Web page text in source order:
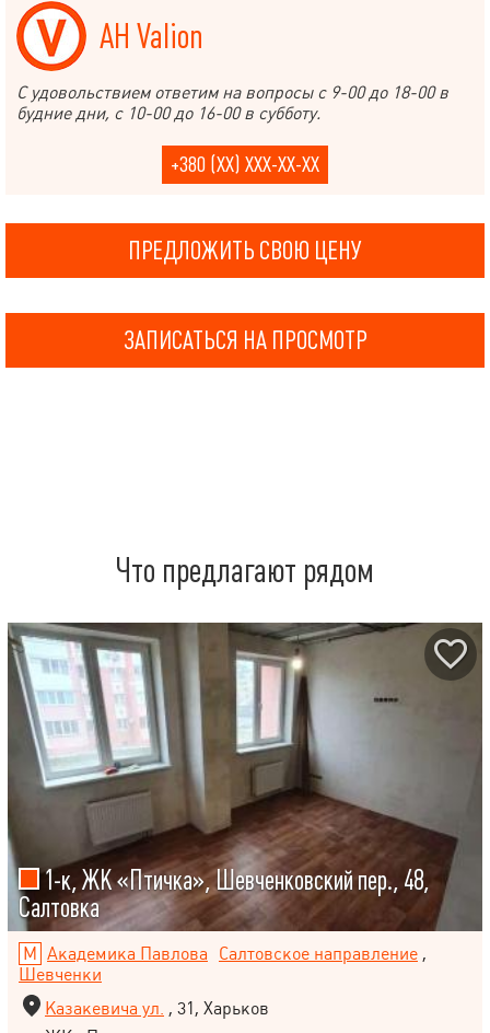
АН Valion
С удовольствием ответим на вопросы с 9-00 до 18-00 в
будние дни, с 10-00 до 16-00 в субботу.
+380 (XX) XXX-XX-XX
ПРЕДЛОЖИТЬ СВОЮ ЦЕНУ
ЗАПИСАТЬСЯ НА ПРОСМОТР
Что предлагают рядом
1-к, ЖК «Птичка», Шевченковский пер., 48,
Салтовка
Академика Павлова Салтовское направление,
Шевченки
Казакевича ул. , 31, Харьков